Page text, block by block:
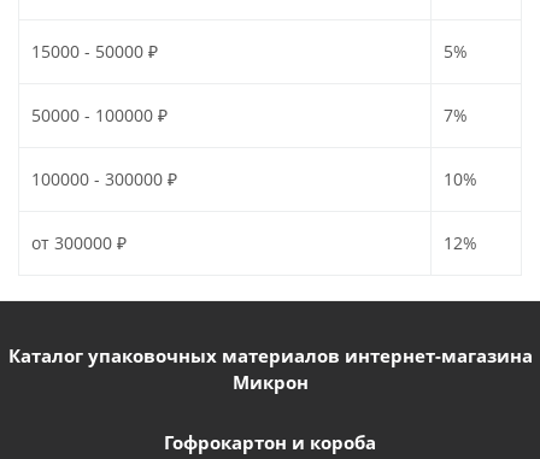
15000 - 50000 ₽ 5%
50000 - 100000 ₽ 7%
100000 - 300000 ₽ 10%
от 300000 ₽ 12%
Каталог упаковочных материалов интернет-магазина
Микрон
Гофрокартон и короба